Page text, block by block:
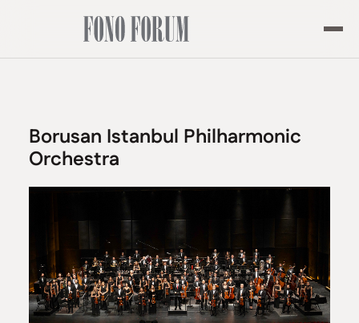
Borusan Istanbul Philharmonic
Orchestra